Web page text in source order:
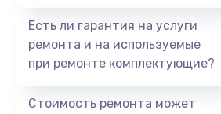
Есть ли гарантия на услуги
ремонта и на используемые
при ремонте комплектующие?
Стоимость ремонта может